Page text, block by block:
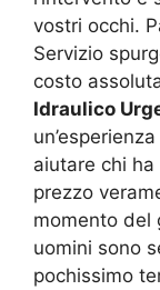
vostri occhi.
Servizio
costo
Idraulico
aiutare chi
prezzo
momento del
uomini sono
pochissimo